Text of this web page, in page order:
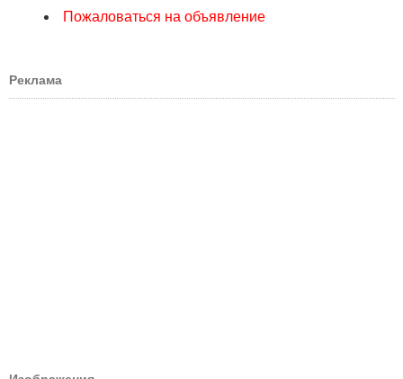
Пожаловаться на объявление
Реклама